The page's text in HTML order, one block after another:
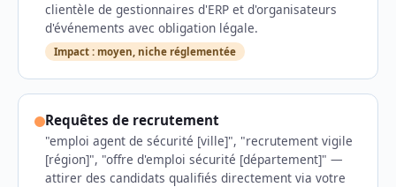
clientèle de gestionnaires d'ERP et d'organisateurs
d'événements avec obligation légale.
Impact : moyen, niche réglementée
Requêtes de recrutement
"emploi agent de sécurité [ville]", "recrutement vigile
[région]", "offre d'emploi sécurité [département]" —
attirer des candidats qualifiés directement via votre